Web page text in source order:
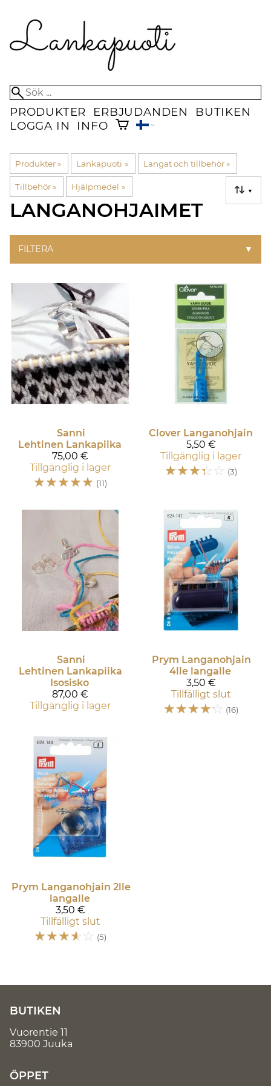
PRODUKTER ERBJUDANDEN
BUTIKEN
LOGGA IN
INFO
Produkter‪» Lankapuoti ‪» Langat och tillbehör ‪»
Tillbehör‪» Hjälpmedel ‪» ▼
LANGANOHJAIMET
FILTERA ▼
Sanni
Lehtinen Lankapiika
75,00 €
Tillgänglig i lager
☆☆☆☆☆ (11)
Clover Langanohjain
5,50 €
Tillgänglig i lager
☆☆☆☆ ☆ (3)
Sanni
Lehtinen Lankapiika
Isosisko
87,00 €
Tillgänglig i lager
Prym Langanohjain
4lle langalle
3,50 €
Tillfälligt slut
☆☆☆☆☆ (16)
Prym Langanohjain 2lle
langalle
3,50 €
Tillfälligt slut
☆☆☆☆ ☆ (5)
BUTIKEN
Vuorentie 11
83900 Juuka
ÖPPET